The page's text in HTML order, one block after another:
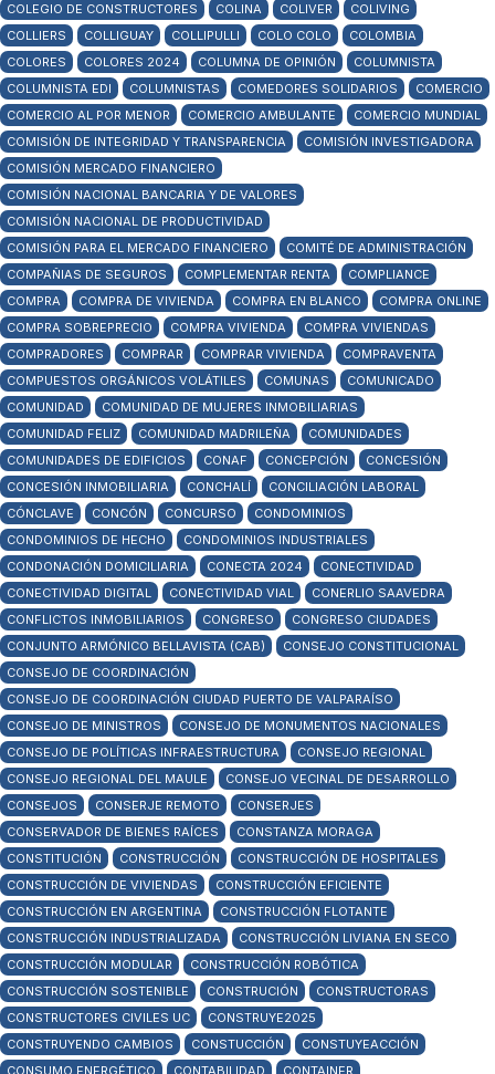
COLEGIO DE CONSTRUCTORES
COLINA COLIVER
COLIVING
COLLIERS
COLLIGUAY COLLIPULLI COLO COLO
COLOMBIA
COLORES
COLORES 2024 COLUMNA DE OPINIÓN
COLUMNISTA
COLUMNISTA EDI
COLUMNISTAS COMEDORES SOLIDARIOS
COMERCIO
COMERCIO AL POR MENOR
COMERCIO AMBULANTE
COMERCIO MUNDIAL
COMISIÓN DE INTEGRIDAD Y TRANSPARENCIA
COMISIÓN INVESTIGADORA
COMISIÓN MERCADO FINANCIERO
COMISIÓN NACIONAL BANCARIA Y DE VALORES
COMISIÓN NACIONAL DE PRODUCTIVIDAD
COMISIÓN PARA EL MERCADO FINANCIERO
COMITÉ DE ADMINISTRACIÓN
COMPAÑIAS DE SEGUROS
COMPLEMENTAR RENTA
COMPLIANCE
COMPRA
COMPRA DE VIVIENDA COMPRA EN BLANCO
COMPRA ONLINE
COMPRA SOBREPRECIO
COMPRA VIVIENDA
COMPRA VIVIENDAS
COMPRADORES
COMPRAR COMPRAR VIVIENDA
COMPRAVENTA
COMPUESTOS ORGÁNICOS VOLÁTILES
COMUNAS
COMUNICADO
COMUNIDAD
COMUNIDAD DE MUJERES INMOBILIARIAS
COMUNIDAD FELIZ
COMUNIDAD MADRILEÑA
COMUNIDADES
COMUNIDADES DE EDIFICIOS
CONAF CONCEPCIÓN
CONCESIÓN
CONCESIÓN INMOBILIARIA
CONCHALÍ
CONCILIACIÓN LABORAL
CÓNCLAVE
CONCÓN CONCURSO
CONDOMINIOS
CONDOMINIOS DE HECHO
CONDOMINIOS INDUSTRIALES
CONDONACIÓN DOMICILIARIA
CONECTA 2024
CONECTIVIDAD
CONECTIVIDAD DIGITAL
CONECTIVIDAD VIAL
CONERLIO SAAVEDRA
CONFLICTOS INMOBILIARIOS
CONGRESO
CONGRESO CIUDADES
CONJUNTO ARMÓNICO BELLAVISTA (CAB)
CONSEJO CONSTITUCIONAL
CONSEJO DE COORDINACIÓN
CONSEJO DE COORDINACIÓN CIUDAD PUERTO DE VALPARAÍSO
CONSEJO DE MINISTROS
CONSEJO DE MONUMENTOS NACIONALES
CONSEJO DE POLÍTICAS INFRAESTRUCTURA
CONSEJO REGIONAL
CONSEJO REGIONAL DEL MAULE
CONSEJO VECINAL DE DESARROLLO
CONSEJOS
CONSERJE REMOTO
CONSERJES
CONSERVADOR DE BIENES RAÍCES
CONSTANZA MORAGA
CONSTITUCIÓN
CONSTRUCCIÓN
CONSTRUCCIÓN DE HOSPITALES
CONSTRUCCIÓN DE VIVIENDAS
CONSTRUCCIÓN EFICIENTE
CONSTRUCCIÓN EN ARGENTINA
CONSTRUCCIÓN FLOTANTE
CONSTRUCCIÓN INDUSTRIALIZADA
CONSTRUCCIÓN LIVIANA EN SECO
CONSTRUCCIÓN MODULAR
CONSTRUCCIÓN ROBÓTICA
CONSTRUCCIÓN SOSTENIBLE
CONSTRUCIÓN
CONSTRUCTORAS
CONSTRUCTORES CIVILES UC
CONSTRUYE2025
CONSTRUYENDO CAMBIOS
CONSTUCCIÓN
CONSTUYEACCIÓN